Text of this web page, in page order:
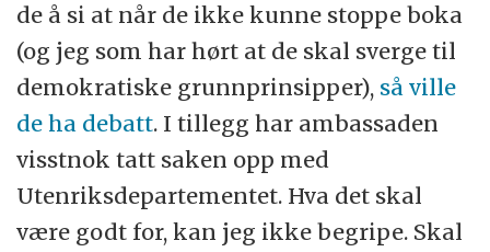
de å si at når de ikke kunne stoppe boka
(og jeg som har hørt at de skal sverge til
demokratiske grunnprinsipper), så ville
de ha debatt. I tillegg har ambassaden
visstnok tatt saken opp med
Utenriksdepartementet. Hva det skal
være godt for, kan jeg ikke begripe. Skal